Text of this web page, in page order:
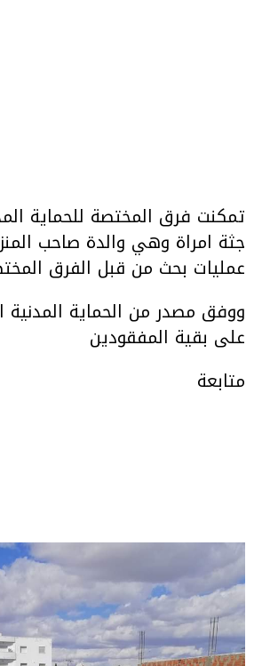
تمكنت فرق المختصة للحماية
جثة امراة وهي والدة صاحب
عمليات بحث من قبل الفرق
ووفق مصدر من الحماية المدنية
على بقية المفقودين
متابعة